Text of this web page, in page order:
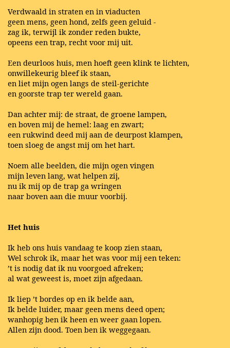
Verdwaald in straten en in viaducten
geen mens, geen hond, zelfs geen geluid -
zag ik, terwijl ik zonder reden bukte,
opeens een trap, recht voor mij uit.
Een deurloos huis, men hoeft geen klink te lichten,
onwillekeurig bleef ik staan,
en liet mijn ogen langs de steil-gerichte
en goorste trap ter wereld gaan.
Dan achter mij: de straat, de groene lampen,
en boven mij de hemel: laag en zwart;
een rukwind deed mij aan de deurpost klampen,
toen sloeg de angst mij om het hart.
Noem alle beelden, die mijn ogen vingen
mijn leven lang, wat helpen zij,
nu ik mij op de trap ga wringen
naar boven aan die muur voorbij.
Het huis
Ik heb ons huis vandaag te koop zien staan,
Wel schrok ik, maar het was voor mij een teken:
’t is nodig dat ik nu voorgoed afreken;
al wat geweest is, moet zijn afgedaan.
Ik liep ’t bordes op en ik belde aan,
Ik belde luider, maar geen mens deed open;
wanhopig ben ik heen en weer gaan lopen.
Allen zijn dood. Toen ben ik weggegaan.